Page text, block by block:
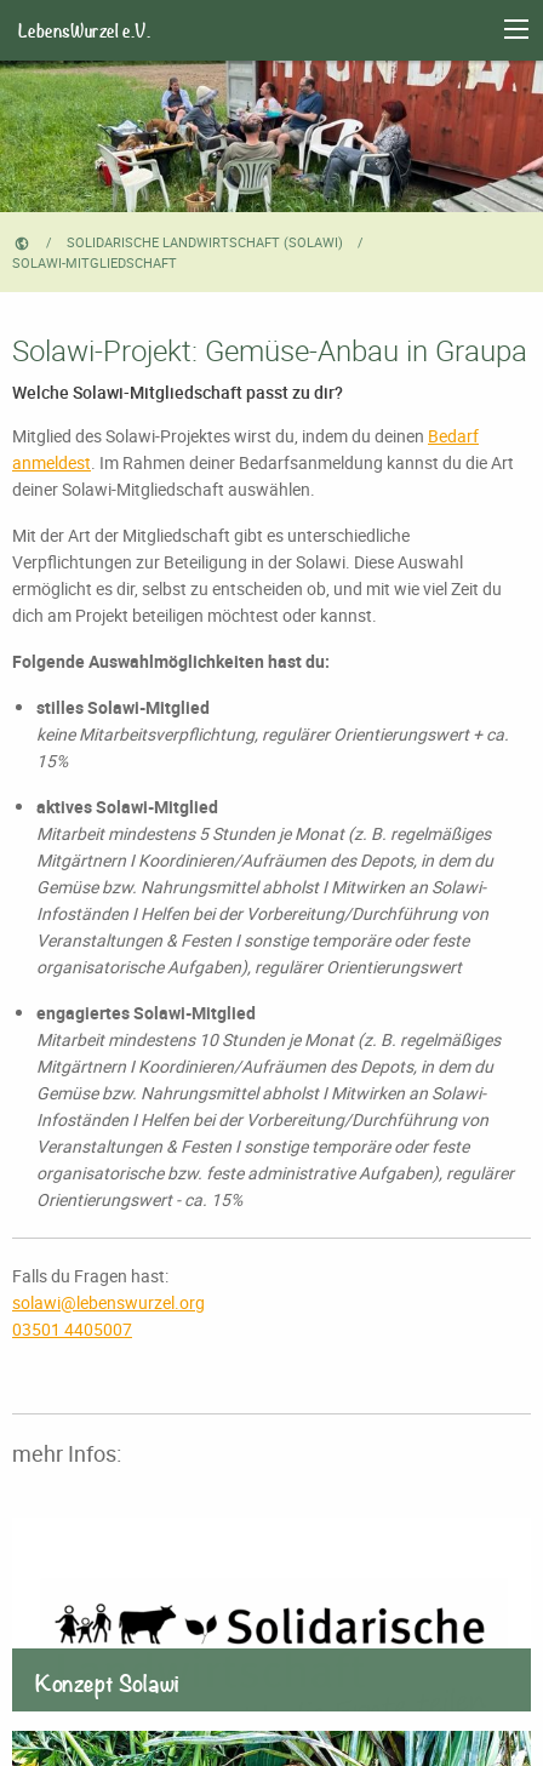
LebensWurzel e.V.
SOLIDARISCHE LANDWIRTSCHAFT (SOLAWI)
CURRENT:
SOLAWI-MITGLIEDSCHAFT
Solawi-Projekt: Gemüse-Anbau in Graupa
Welche Solawi-Mitgliedschaft passt zu dir?
Mitglied des Solawi-Projektes wirst du, indem du deinen Bedarf
anmeldest. Im Rahmen deiner Bedarfsanmeldung kannst du die Art
deiner Solawi-Mitgliedschaft auswählen.
Mit der Art der Mitgliedschaft gibt es unterschiedliche
Verpflichtungen zur Beteiligung in der Solawi. Diese Auswahl
ermöglicht es dir, selbst zu entscheiden ob, und mit wie viel Zeit du
dich am Projekt beteiligen möchtest oder kannst.
Folgende Auswahlmöglichkeiten hast du:
stilles Solawi-Mitglied
keine Mitarbeitsverpflichtung, regulärer Orientierungswert + ca.
15%
aktives Solawi-Mitglied
Mitarbeit mindestens 5 Stunden je Monat (z. B. regelmäßiges
Mitgärtnern I Koordinieren/Aufräumen des Depots, in dem du
Gemüse bzw. Nahrungsmittel abholst I Mitwirken an Solawi-
Infoständen I Helfen bei der Vorbereitung/Durchführung von
Veranstaltungen & Festen I sonstige temporäre oder feste
organisatorische Aufgaben), regulärer Orientierungswert
engagiertes Solawi-Mitglied
Mitarbeit mindestens 10 Stunden je Monat (z. B. regelmäßiges
Mitgärtnern I Koordinieren/Aufräumen des Depots, in dem du
Gemüse bzw. Nahrungsmittel abholst I Mitwirken an Solawi-
Infoständen I Helfen bei der Vorbereitung/Durchführung von
Veranstaltungen & Festen I sonstige temporäre oder feste
organisatorische bzw. feste administrative Aufgaben), regulärer
Orientierungswert - ca. 15%
Falls du Fragen hast:
solawi@lebenswurzel.org
03501 4405007
mehr Infos:
Konzept Solawi